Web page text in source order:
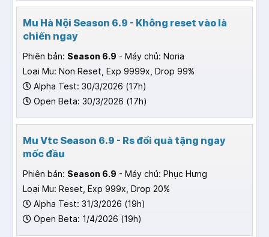
Mu Hà Nội Season 6.9 - Không reset vào là
chiến ngay
Phiên bản: Season 6.9 - Máy chủ: Noria
Loại Mu: Non Reset, Exp 9999x, Drop 99%
Alpha Test: 30/3/2026 (17h)
Open Beta: 30/3/2026 (17h)
Mu Vtc Season 6.9 - Rs đổi quà tặng ngay
mốc đầu
Phiên bản: Season 6.9 - Máy chủ: Phục Hưng
Loại Mu: Reset, Exp 999x, Drop 20%
Alpha Test: 31/3/2026 (19h)
Open Beta: 1/4/2026 (19h)